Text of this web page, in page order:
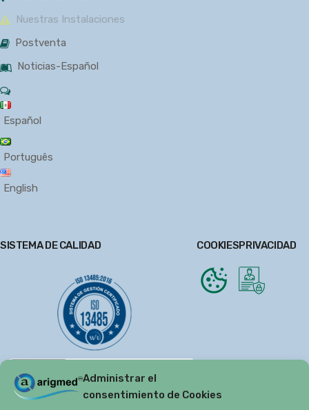
Administrar el
consentimiento de Cookies
Nuestras Instalaciones
Postventa
Noticias-Español
Español
Português
English
SISTEMA DE CALIDAD COOKIESPRIVACIDAD